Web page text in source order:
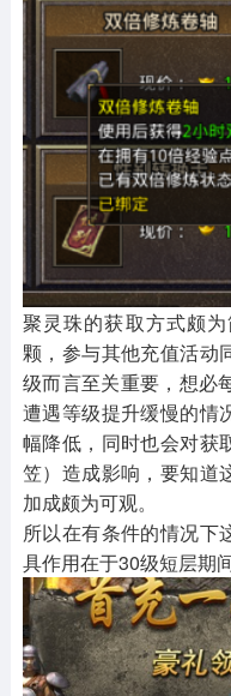
聚灵珠的获取方式颇
颗，参与其他充值活动
级而言至关重要，想必
遭遇等级提升缓慢的情
幅降低，同时也会对获
笠）造成影响，要知道
加成颇为可观。
所以在有条件的情况下
具作用在于30级短层期